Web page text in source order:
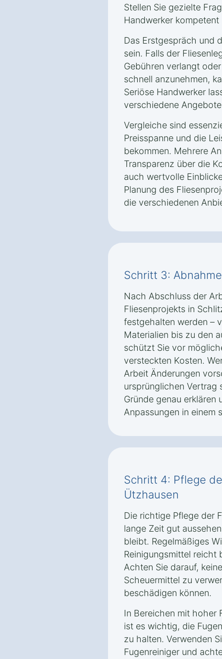
Stellen Sie gezielte
Handwerker
Das Erstgespräch und
sein. Falls der
Gebühren verlangt
schnell anzunehmen,
Seriöse Handwerker
verschiedene
Vergleiche sind
Preisspanne und die
bekommen. Mehrere
Transparenz über die
auch wertvolle
Planung des
die verschiedenen
Schritt 3:
Nach Abschluss der
Fliesenprojekts in
festgehalten werden –
Materialien bis zu den
schützt Sie vor
versteckten Kosten.
Arbeit Änderungen
ursprünglichen Vertrag
Gründe genau erklären
Anpassungen in einem
Schritt 4: Pflege
Ützhausen
Die richtige Pflege der
lange Zeit gut
bleibt. Regelmäßiges
Reinigungsmittel reicht
Achten Sie darauf,
Scheuermittel zu
beschädigen können.
In Bereichen mit hoher
ist es wichtig, die
zu halten. Verwenden
Fugenreiniger und